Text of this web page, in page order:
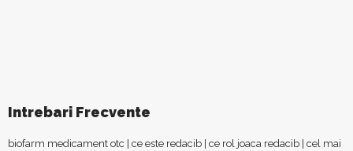
Intrebari Frecvente
biofarm medicament otc ce este redacib ce rol joaca redacib cel mai